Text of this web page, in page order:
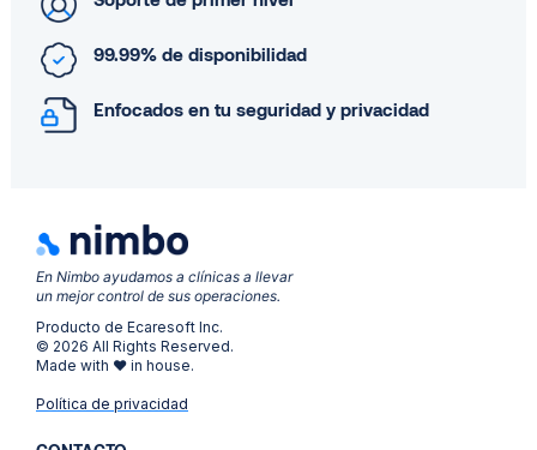
99.99% de disponibilidad
Enfocados en tu seguridad y privacidad
En Nimbo ayudamos a clínicas a llevar
un mejor control de sus operaciones.
Producto de Ecaresoft Inc.
© 2026 All Rights Reserved.
Made with ❤ in house.
Política de privacidad